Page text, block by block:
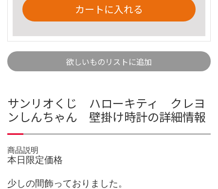
カートに入れる
欲しいものリストに追加
サンリオくじ ハローキティ クレヨ
ンしんちゃん 壁掛け時計の詳細情報
商品説明
本日限定価格
少しの間飾っておりました。